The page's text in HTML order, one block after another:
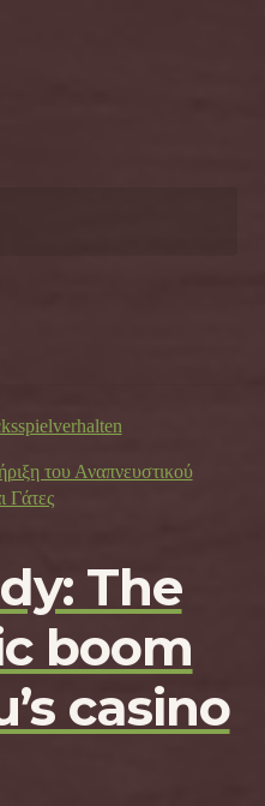
του Αναπνευστικού
Γάτες
The
boom
casino